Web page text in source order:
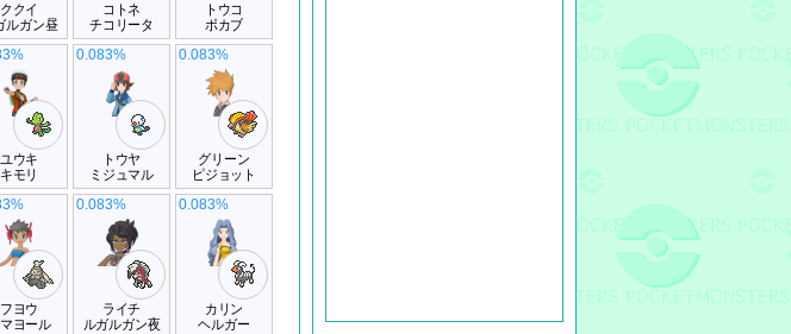
ククイ
ルガン昼
コトネ
チコリータ
トウコ
ポカブ
ユウキ
キモリ
トウヤ
ミジュマル
0.083%
グリーン
ピジョット
0.083%
フヨウ
ヨール
ライチ
ルガルガン夜
0.083%
カリン
ヘルガー
0.083%